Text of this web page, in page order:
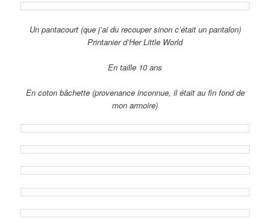
Un pantacourt (que j’ai du recouper sinon c’était un pantalon)
Printanier d’Her Little World
En taille 10 ans
En coton bâchette (provenance inconnue, il était au fin fond de
mon armoire)